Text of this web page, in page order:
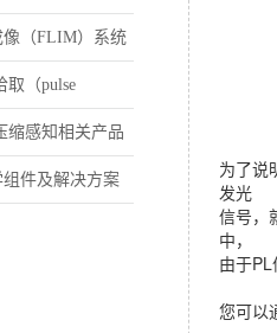
光成像）设备及
（FLIM）系统
（pulse
组件
感知相关产品
件及解决方案 为了说
发光
信号，
中，
由于PL
您可以